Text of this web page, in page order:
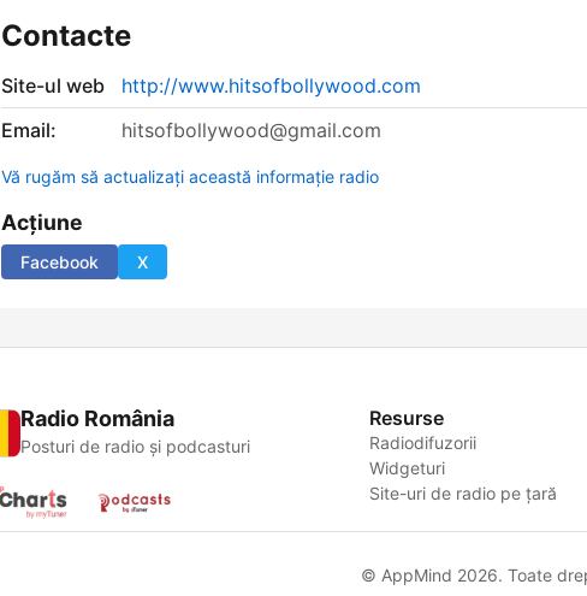
Contacte
Site-ul web
http://www.hitsofbollywood.com
Email:
hitsofbollywood@gmail.com
Vă rugăm să actualizați această informație radio
Acțiune
Facebook X
Radio România
Posturi de radio și podcasturi
Resurse
Radiodifuzorii
Widgeturi
Site-uri de radio pe țară
© AppMind 2026. Toate